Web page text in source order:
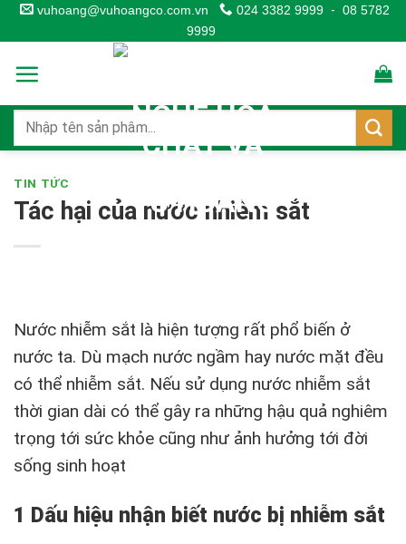
Skip
to
content
vuhoang@vuhoangco.com.vn 024 3382 9999 - 08 5782
9999
TIN TỨC
Tác hại của nước nhiễm sắt
Nước nhiễm sắt là hiện tượng rất phổ biến ở
nước ta. Dù mạch nước ngầm hay nước mặt đều
có thể nhiễm sắt. Nếu sử dụng nước nhiễm sắt
thời gian dài có thể gây ra những hậu quả nghiêm
trọng tới sức khỏe cũng như ảnh hưởng tới đời
sống sinh hoạt
1 Dấu hiệu nhận biết nước bị nhiễm sắt